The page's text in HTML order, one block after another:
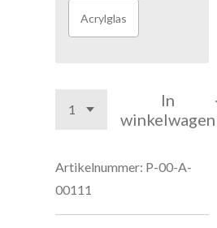
Acrylglas
In
winkelwagen
Artikelnummer: P-00-A-
00111